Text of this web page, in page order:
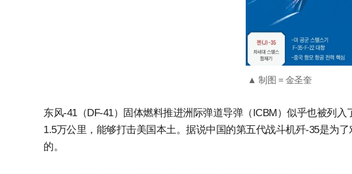
▲ 制图 = 金圣奎
东风-41（DF-41）固体燃料推进洲际弹道导弹（ICBM）似乎也被列
1.5万公里，能够打击美国本土。据说中国的第五代战斗机歼-35是为
的。